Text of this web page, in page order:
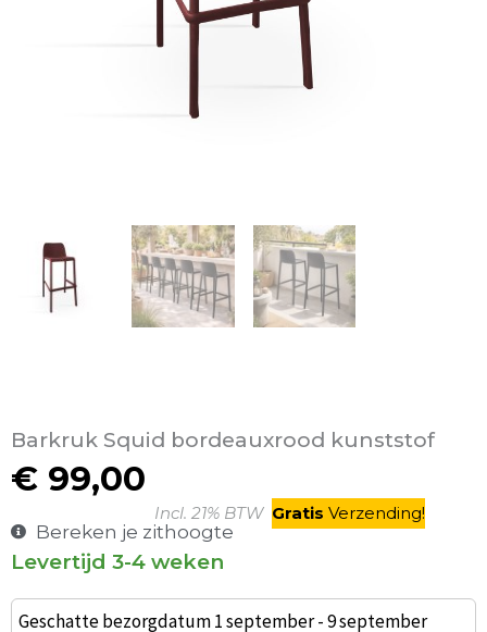
Barkruk Squid bordeauxrood kunststof
€ 99,00
Incl. 21% BTW Gratis Verzending!
Bereken je zithoogte
Levertijd 3-4 weken
Geschatte bezorgdatum 1 september - 9 september
Squid